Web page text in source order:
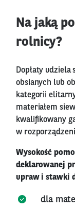
Na jaką
rolnicy?
Dopłaty
obsianych lub
kategorii
materiałem
kwalifikowany
w
Wysokość
deklarowanej
upraw i stawki
dla